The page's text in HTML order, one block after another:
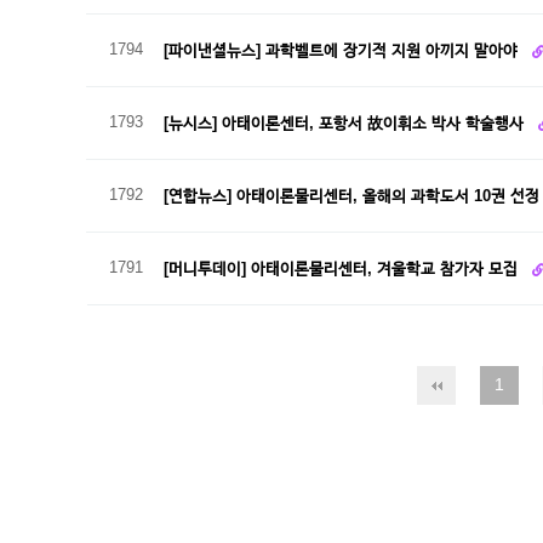
1794 [파이낸셜뉴스] 과학벨트에 장기적 지원 아끼지 말아야
1793 [뉴시스] 아태이론센터, 포항서 故이휘소 박사 학술행사
1792 [연합뉴스] 아태이론물리센터, 올해의 과학도서 10권 선정
1791 [머니투데이] 아태이론물리센터, 겨울학교 참가자 모집
1